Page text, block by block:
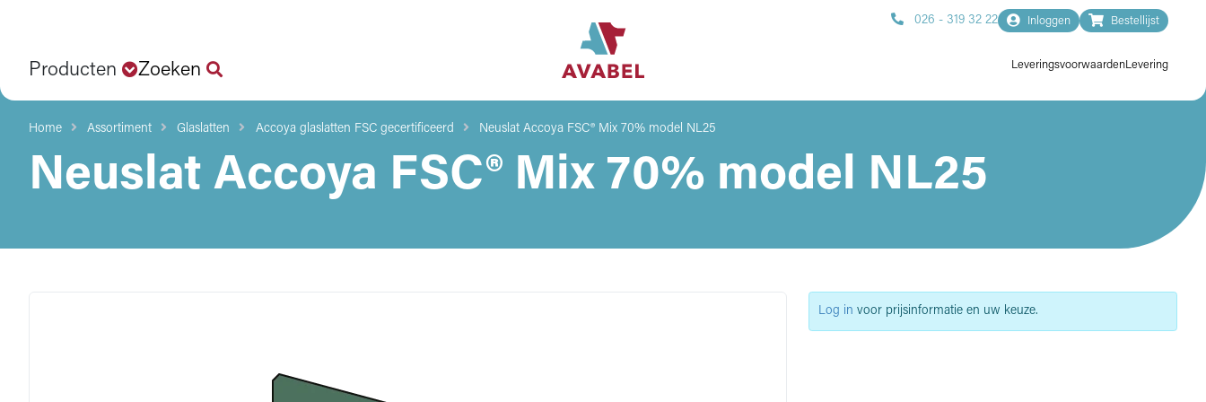
Producten Zoeken
026 - 319 32 22 Inloggen Bestellijst
LeveringsvoorwaardenLevering
Home Assortiment Glaslatten Accoya glaslatten FSC gecertificeerd Neuslat Accoya FSC® Mix 70% model NL25
Neuslat Accoya FSC® Mix 70% model NL25
Log in voor prijsinformatie en uw keuze.